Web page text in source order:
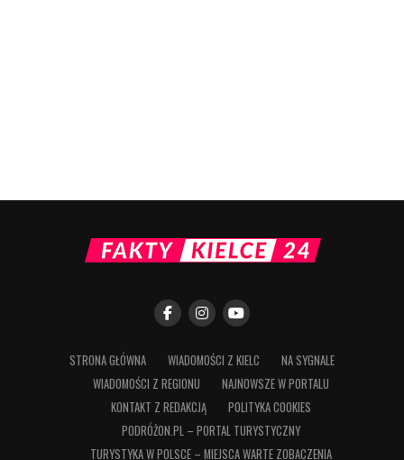
STRONA GŁÓWNA WIADOMOŚCI Z KIELC
NA SYGNALE
WIADOMOŚCI Z REGIONU
NAJNOWSZE W PORTALU
KONTAKT Z REDAKCJĄ
POLITYKA COOKIES
PODRÓŻON.PL – PORTAL TURYSTYCZNY
TURYSTYKA W POLSCE – MIEJSCA WARTE ZOBACZENIA